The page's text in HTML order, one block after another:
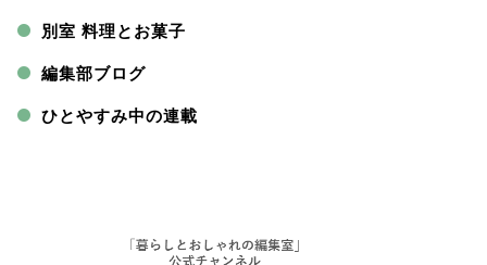
別室 料理とお菓子
編集部ブログ
ひとやすみ中の連載